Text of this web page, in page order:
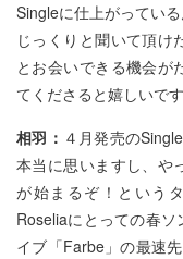
Singleに仕上がってい
じっくりと聞いて頂け
とお会いできる機会が
てくださると嬉しいです
相羽： ４月発売の
本当に思いますし、や
が始まるぞ！という
Roseliaにとっての春
イブ「Farbe」の最速